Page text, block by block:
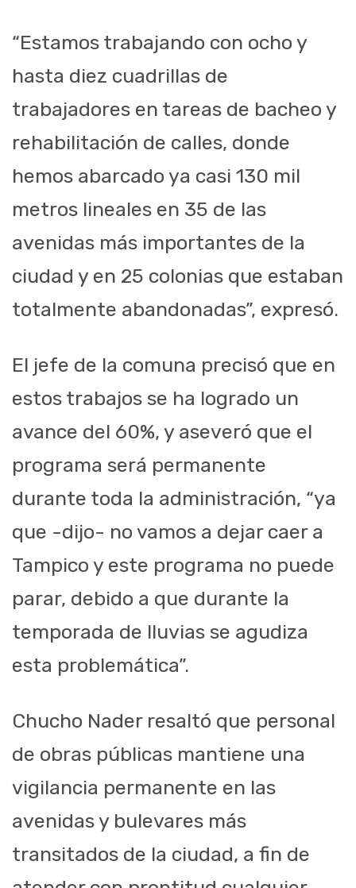
“Estamos trabajando con ocho y
hasta diez cuadrillas de
trabajadores en tareas de bacheo y
rehabilitación de calles, donde
hemos abarcado ya casi 130 mil
metros lineales en 35 de las
avenidas más importantes de la
ciudad y en 25 colonias que estaban
totalmente abandonadas”, expresó.
El jefe de la comuna precisó que en
estos trabajos se ha logrado un
avance del 60%, y aseveró que el
programa será permanente
durante toda la administración, “ya
que -dijo- no vamos a dejar caer a
Tampico y este programa no puede
parar, debido a que durante la
temporada de lluvias se agudiza
esta problemática”.
Chucho Nader resaltó que personal
de obras públicas mantiene una
vigilancia permanente en las
avenidas y bulevares más
transitados de la ciudad, a fin de